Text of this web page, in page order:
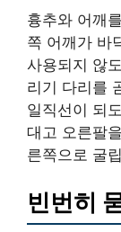
흉추와 어깨
쪽 어깨가 바
사용되지 않
리기 다리를
일직선이 되
대고 오른팔
른쪽으로 굴
빈번히